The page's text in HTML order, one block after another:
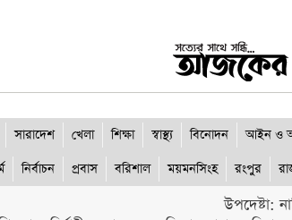
সারাদেশ খেলা শিক্ষা স্বাস্থ্য বিনোদন আইন ও
নির্বাচন প্রবাস বরিশাল ময়মনসিংহ রংপুর
উপদেষ্টা: